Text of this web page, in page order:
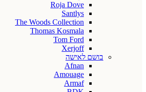
Roja Dove
Santlys
The Woods Collection
Thomas Kosmala
Tom Ford
Xerjoff
בושם לאישה
Afnan
Amouage
Armaf